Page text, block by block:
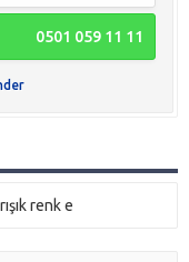
0501 059 11 11
renk e